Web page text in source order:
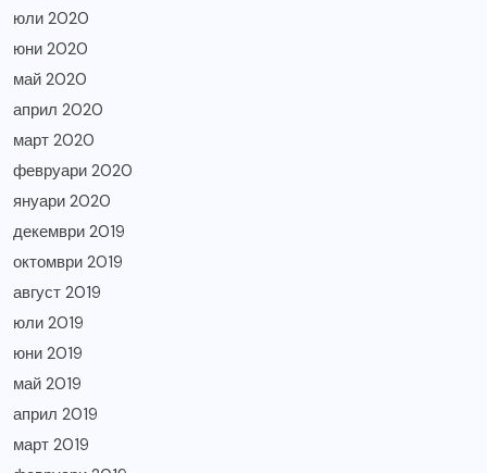
юли 2020
юни 2020
май 2020
април 2020
март 2020
февруари 2020
януари 2020
декември 2019
октомври 2019
август 2019
юли 2019
юни 2019
май 2019
април 2019
март 2019